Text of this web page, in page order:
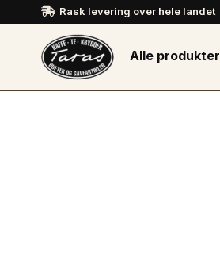
 Rask levering over hele landet
Alle produkter